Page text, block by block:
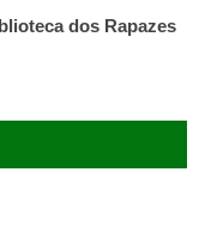
dos Rapazes